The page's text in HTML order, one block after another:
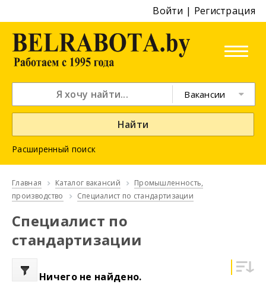
Войти | Регистрация
Вакансии
Найти
Расширенный поиск
Главная Каталог вакансий
Промышленность,
производство
Специалист по стандартизации
Специалист по
стандартизации
Ничего не найдено.